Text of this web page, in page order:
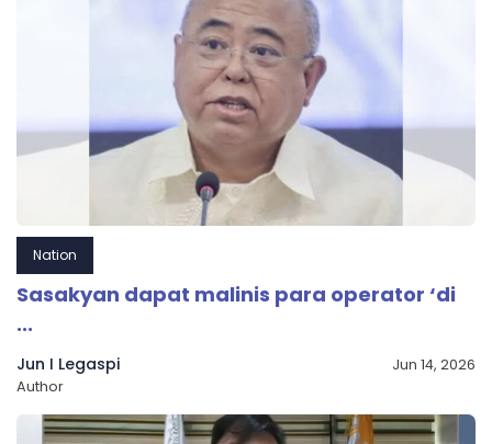
Nation
Sasakyan dapat malinis para operator ‘di
...
Jun I Legaspi
Author
Jun 14, 2026